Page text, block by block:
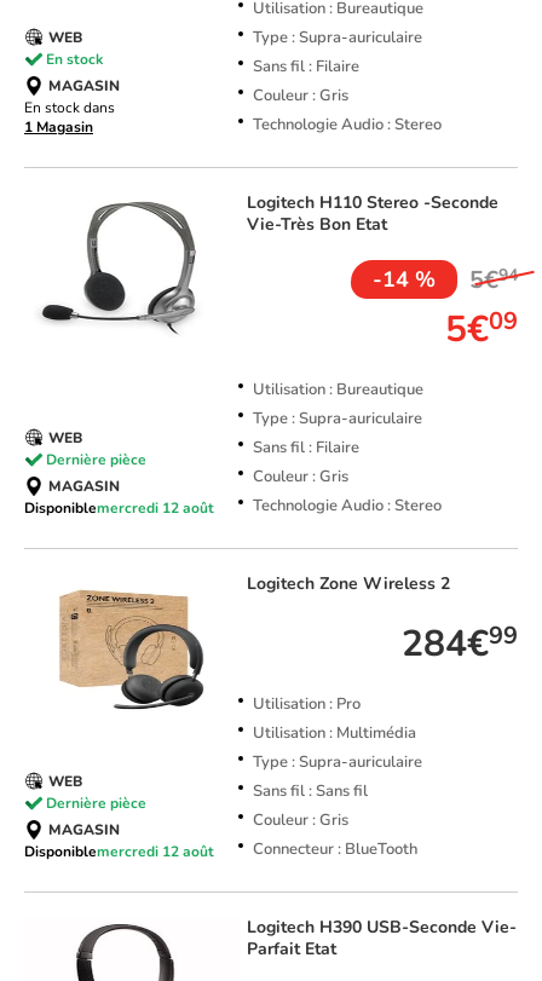
Utilisation : Bureautique
Type : Supra-auriculaire
Sans fil : Filaire
Couleur : Gris
Technologie Audio : Stereo
WEB
En stock
MAGASIN
En stock dans
1 Magasin
Logitech H110 Stereo -Seconde
Vie-Très Bon Etat
-14 % 5€94
5€09
Utilisation : Bureautique
Type : Supra-auriculaire
Sans fil : Filaire
Couleur : Gris
Technologie Audio : Stereo
WEB
Dernière pièce
MAGASIN
Disponiblemercredi 12 août
Logitech Zone Wireless 2
284€99
Utilisation : Pro
Utilisation : Multimédia
Type : Supra-auriculaire
Sans fil : Sans fil
Couleur : Gris
Connecteur : BlueTooth
WEB
Dernière pièce
MAGASIN
Disponiblemercredi 12 août
Logitech H390 USB-Seconde Vie-
Parfait Etat